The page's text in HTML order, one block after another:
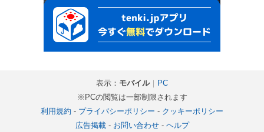
表示： モバイル｜ PC
※PCの閲覧は一部制限されます
利用規約 - プライバシーポリシー - クッキーポリシー
広告掲載- お問い合わせ- ヘルプ